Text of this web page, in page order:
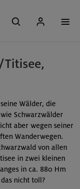
Titisee,
Wälder, die
Schwarzwälder
aber wegen seiner
Wanderwegen.
von allen
in zwei kleinen
in ca. 880 Hm
nicht toll?